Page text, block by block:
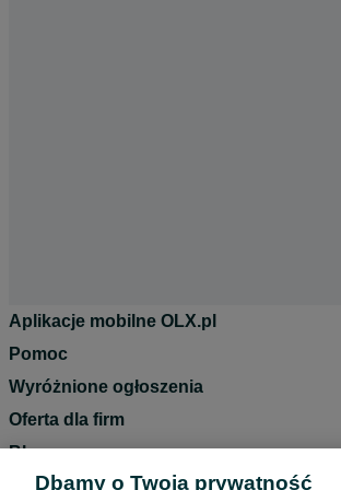
Aplikacje mobilne OLX.pl
Pomoc
Wyróżnione ogłoszenia
Oferta dla firm
Blog
Regulamin
Dbamy o Twoją prywatność